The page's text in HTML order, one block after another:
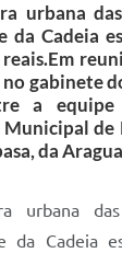
urbana
da Cadeia
gabinete
a
de
da
urbana
da Cadeia